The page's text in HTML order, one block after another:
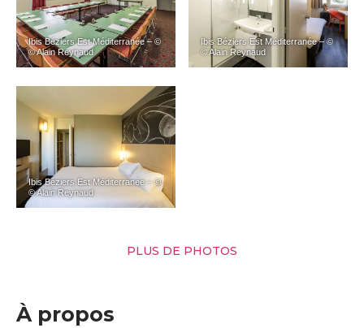
Ibis Béziers Est Méditerranée – ©
© Alain Reynaud
Ibis Béziers Est Méditerranée – ©
© Alain Reynaud
Ibis Béziers Est Méditerranée – ©
© Alain Reynaud
PLUS DE PHOTOS
À propos